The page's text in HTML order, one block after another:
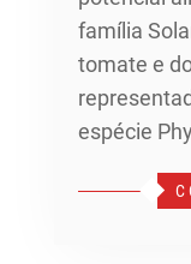
família
tomate e
espécie